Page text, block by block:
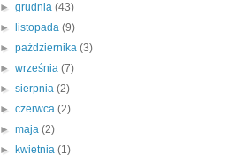
►grudnia(43)
►
listopada(9)
►października(3)
►września(7)
►sierpnia(2)
►czerwca(2)
►maja(2)
►
kwietnia(1)